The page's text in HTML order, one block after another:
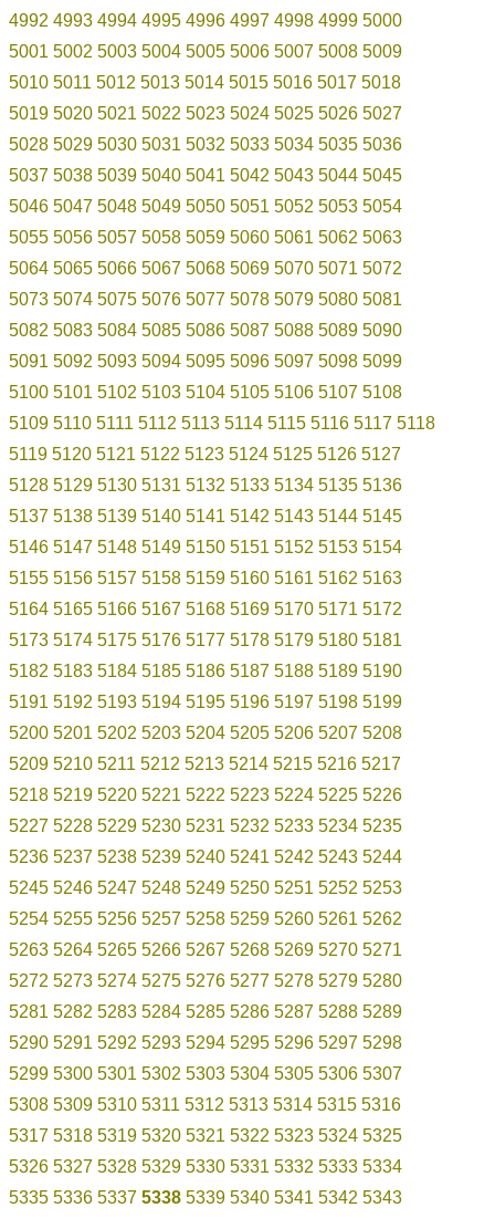
4992 4993 4994 4995 4996 4997 4998 4999 5000
5001 5002 5003 5004 5005 5006 5007 5008 5009
5010 5011 5012 5013 5014 5015 5016 5017 5018
5019 5020 5021 5022 5023 5024 5025 5026 5027
5028 5029 5030 5031 5032 5033 5034 5035 5036
5037 5038 5039 5040 5041 5042 5043 5044 5045
5046 5047 5048 5049 5050 5051 5052 5053 5054
5055 5056 5057 5058 5059 5060 5061 5062 5063
5064 5065 5066 5067 5068 5069 5070 5071 5072
5073 5074 5075 5076 5077 5078 5079 5080 5081
5082 5083 5084 5085 5086 5087 5088 5089 5090
5091 5092 5093 5094 5095 5096 5097 5098 5099
5100 5101 5102 5103 5104 5105 5106 5107 5108
5109 5110 5111 5112 5113 5114 5115 5116 5117 5118
5119 5120 5121 5122 5123 5124 5125 5126 5127
5128 5129 5130 5131 5132 5133 5134 5135 5136
5137 5138 5139 5140 5141 5142 5143 5144 5145
5146 5147 5148 5149 5150 5151 5152 5153 5154
5155 5156 5157 5158 5159 5160 5161 5162 5163
5164 5165 5166 5167 5168 5169 5170 5171 5172
5173 5174 5175 5176 5177 5178 5179 5180 5181
5182 5183 5184 5185 5186 5187 5188 5189 5190
5191 5192 5193 5194 5195 5196 5197 5198 5199
5200 5201 5202 5203 5204 5205 5206 5207 5208
5209 5210 5211 5212 5213 5214 5215 5216 5217
5218 5219 5220 5221 5222 5223 5224 5225 5226
5227 5228 5229 5230 5231 5232 5233 5234 5235
5236 5237 5238 5239 5240 5241 5242 5243 5244
5245 5246 5247 5248 5249 5250 5251 5252 5253
5254 5255 5256 5257 5258 5259 5260 5261 5262
5263 5264 5265 5266 5267 5268 5269 5270 5271
5272 5273 5274 5275 5276 5277 5278 5279 5280
5281 5282 5283 5284 5285 5286 5287 5288 5289
5290 5291 5292 5293 5294 5295 5296 5297 5298
5299 5300 5301 5302 5303 5304 5305 5306 5307
5308 5309 5310 5311 5312 5313 5314 5315 5316
5317 5318 5319 5320 5321 5322 5323 5324 5325
5326 5327 5328 5329 5330 5331 5332 5333 5334
5335 5336 5337 5338 5339 5340 5341 5342 5343